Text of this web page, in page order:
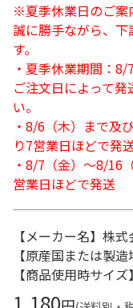
※夏季休業日のご
誠に勝手ながら、
す。
・夏季休業期間：8/
ご注文日によって
い。
・8/6（木）まで及
り7営業日ほどで発
・8/7（金）～8/16
営業日ほどで発送
【メーカー名】株
【原産国または製
【商品使用時サイ